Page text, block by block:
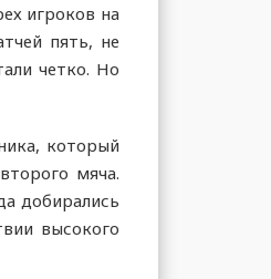
игроков на
пять, не
четко. Но
который
мяча.
добирались
высокого